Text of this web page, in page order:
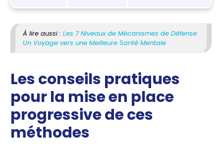
À lire aussi : Les 7 Niveaux de Mécanismes de Défense:
Un Voyage vers une Meilleure Santé Mentale
Les conseils pratiques
pour la mise en place
progressive de ces
méthodes